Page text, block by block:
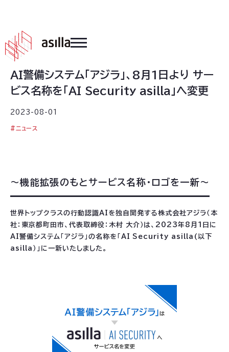
2023 .
AI警備システム「アジラ」、8月1日より サー
ビス名称を「AI Security asilla」へ変更
2023-08-01
# ニュース
～機能拡張のもとサービス名称・ロゴを一新～
世界トップクラスの行動認識AIを独自開発する株式会社アジラ（本
社：東京都町田市、代表取締役：木村 大介）は、2023年8月1日に
AI警備システム「アジラ」の名称を「AI Security asilla(以下
asilla）」に一新いたしました。